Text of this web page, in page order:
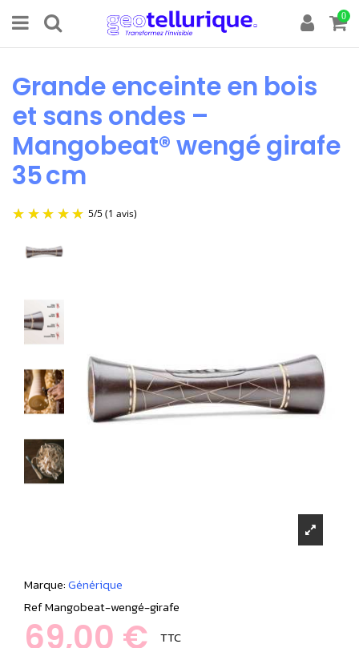
0
Grande enceinte en bois
et sans ondes –
Mangobeat® wengé girafe
35 cm
Marque:Générique
RefMangobeat-wengé-girafe
69,00 € TTC